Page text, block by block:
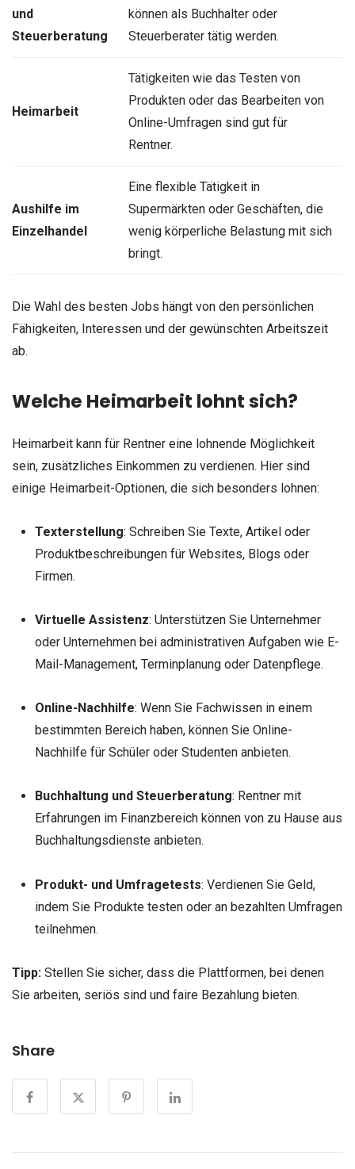
und
Steuerberatung
können als Buchhalter oder
Steuerberater tätig werden.
Heimarbeit
Tätigkeiten wie das Testen von
Produkten oder das Bearbeiten von
Online-Umfragen sind gut für
Rentner.
Aushilfe im
Einzelhandel
Eine flexible Tätigkeit in
Supermärkten oder Geschäften, die
wenig körperliche Belastung mit sich
bringt.
Die Wahl des besten Jobs hängt von den persönlichen
Fähigkeiten, Interessen und der gewünschten Arbeitszeit
ab.
Welche Heimarbeit lohnt sich?
Heimarbeit kann für Rentner eine lohnende Möglichkeit
sein, zusätzliches Einkommen zu verdienen. Hier sind
einige Heimarbeit-Optionen, die sich besonders lohnen:
Texterstellung: Schreiben Sie Texte, Artikel oder
Produktbeschreibungen für Websites, Blogs oder
Firmen.
Virtuelle Assistenz: Unterstützen Sie Unternehmer
oder Unternehmen bei administrativen Aufgaben wie E-
Mail-Management, Terminplanung oder Datenpflege.
Online-Nachhilfe: Wenn Sie Fachwissen in einem
bestimmten Bereich haben, können Sie Online-
Nachhilfe für Schüler oder Studenten anbieten.
Buchhaltung und Steuerberatung: Rentner mit
Erfahrungen im Finanzbereich können von zu Hause aus
Buchhaltungsdienste anbieten.
Produkt- und Umfragetests: Verdienen Sie Geld,
indem Sie Produkte testen oder an bezahlten Umfragen
teilnehmen.
Tipp: Stellen Sie sicher, dass die Plattformen, bei denen
Sie arbeiten, seriös sind und faire Bezahlung bieten.
Share